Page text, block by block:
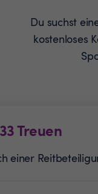
Du suchst
kostenloses
Treuen
einer